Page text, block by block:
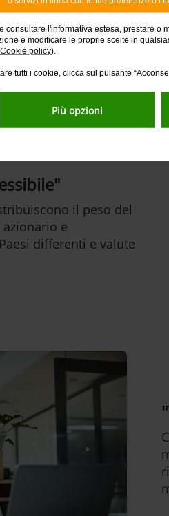
consultare l'informativa estesa, prestare o
e modificare le proprie scelte in
policy).
tutti i cookie, clicca sul pulsante
Più opzioni
scegliere
il peso del
e
differenti e valute